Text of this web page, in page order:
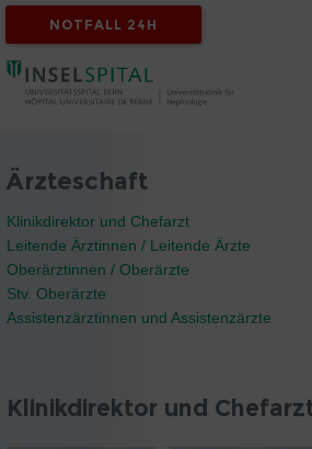
NOTFALL 24H
Ärzteschaft
Klinikdirektor und Chefarzt
Leitende Ärztinnen / Leitende Ärzte
Oberärztinnen / Oberärzte
Stv. Oberärzte
Assistenzärztinnen und Assistenzärzte
Klinikdirektor und